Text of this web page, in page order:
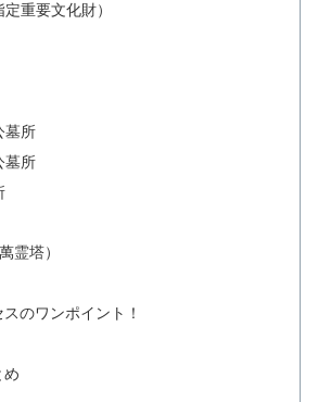
重要文化財）
墓所
墓所
霊塔）
のワンポイント！
め